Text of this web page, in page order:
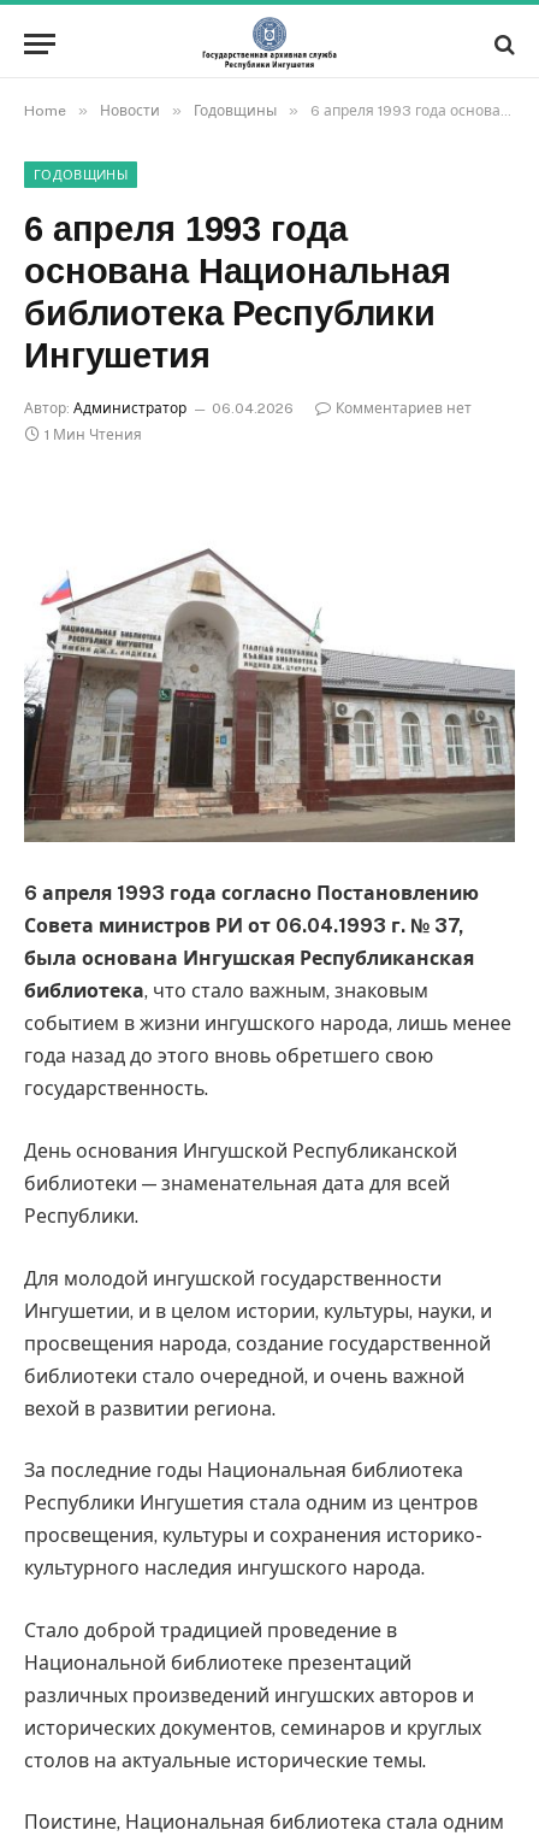
Home » Новости » Годовщины » 6 апреля 1993 года основана Национальная библиотека Республики Ингушетия
ГОДОВЩИНЫ
6 апреля 1993 года
основана Национальная
библиотека Республики
Ингушетия
Автор: Администратор 06.04.2026
Комментариев нет
1 Мин Чтения
6 апреля 1993 года согласно Постановлению
Совета министров РИ от 06.04.1993 г. № 37,
была основана Ингушская Республиканская
библиотека, что стало важным, знаковым
событием в жизни ингушского народа, лишь менее
года назад до этого вновь обретшего свою
государственность.
День основания Ингушской Республиканской
библиотеки — знаменательная дата для всей
Республики.
Для молодой ингушской государственности
Ингушетии, и в целом истории, культуры, науки, и
просвещения народа, создание государственной
библиотеки стало очередной, и очень важной
вехой в развитии региона.
За последние годы Национальная библиотека
Республики Ингушетия стала одним из центров
просвещения, культуры и сохранения историко-
культурного наследия ингушского народа.
Стало доброй традицией проведение в
Национальной библиотеке презентаций
различных произведений ингушских авторов и
исторических документов, семинаров и круглых
столов на актуальные исторические темы.
Поистине, Национальная библиотека стала одним